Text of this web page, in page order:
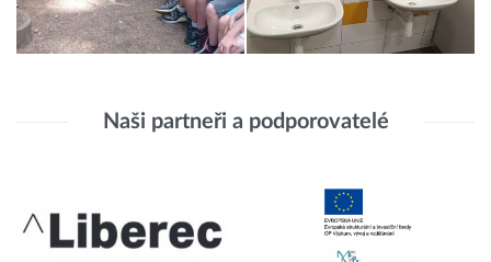
Naši partneři a podporovatelé